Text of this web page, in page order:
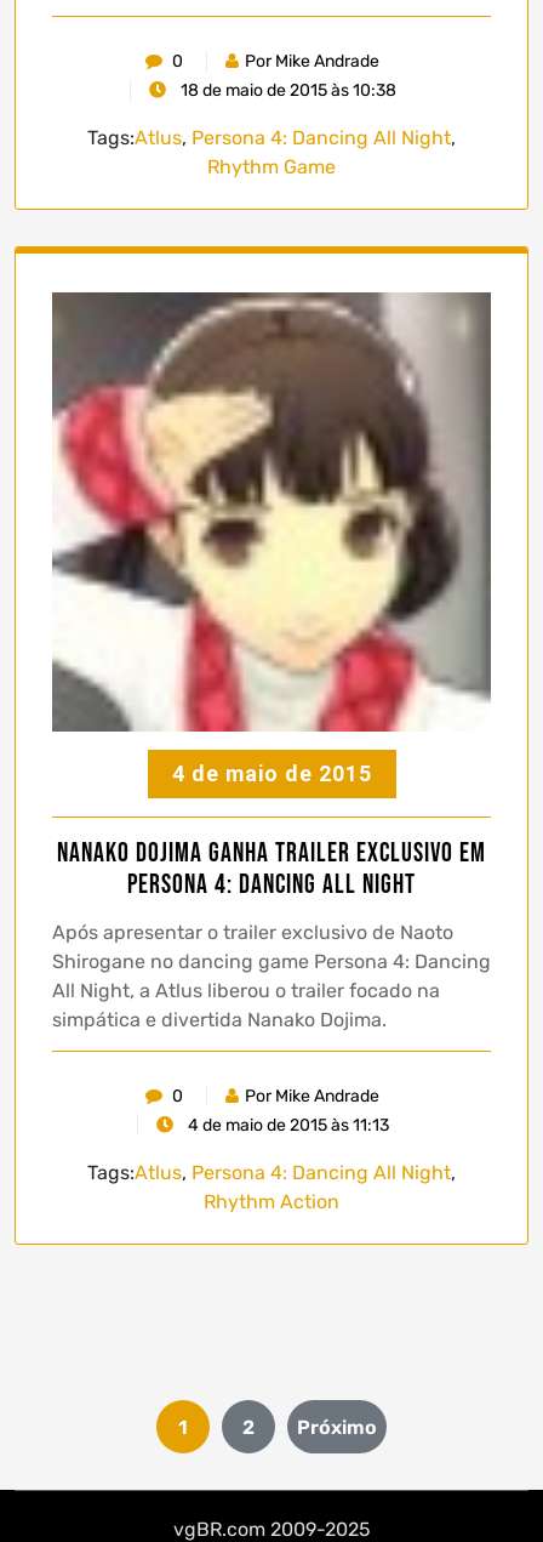
0
Por Mike Andrade
18 de maio de 2015 às 10:38
Tags:Atlus, Persona 4: Dancing All Night,
Rhythm Game
4 de maio de 2015
Nanako Dojima ganha trailer exclusivo em
Persona 4: Dancing All Night
Após apresentar o trailer exclusivo de Naoto
Shirogane no dancing game Persona 4: Dancing
All Night, a Atlus liberou o trailer focado na
simpática e divertida Nanako Dojima.
0
Por Mike Andrade
4 de maio de 2015 às 11:13
Tags:Atlus, Persona 4: Dancing All Night,
Rhythm Action
Paginação
de
posts
1 2 Próximo
vgBR.com 2009-2025